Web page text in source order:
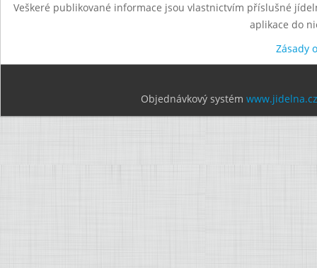
Veškeré publikované informace jsou vlastnictvím příslušné
aplikace do
Zásady
Objednávkový systém www.jidelna.cz